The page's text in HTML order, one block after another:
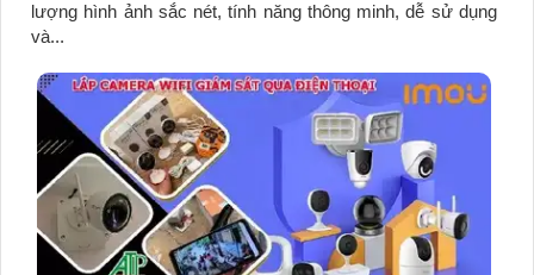
lượng hình ảnh sắc nét, tính năng thông minh, dễ sử dụng
và...